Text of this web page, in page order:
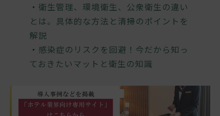
・ 衛生管理、環境衛生、公衆衛生の違い
とは。具体的な方法と清掃のポイントを
解説
・ 感染症のリスクを回避！今だから知っ
ておきたいマットと衛生の知識